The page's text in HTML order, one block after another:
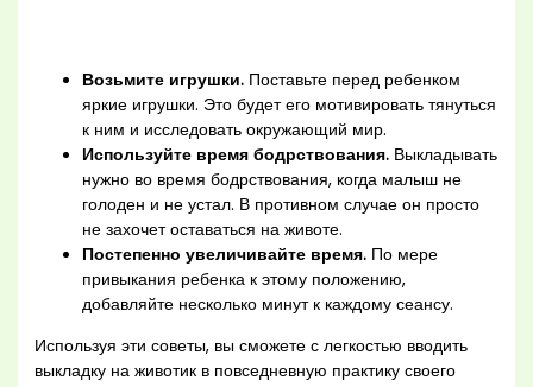
Возьмите игрушки. Поставьте перед ребенком
яркие игрушки. Это будет его мотивировать тянуться
к ним и исследовать окружающий мир.
Используйте время бодрствования. Выкладывать
нужно во время бодрствования, когда малыш не
голоден и не устал. В противном случае он просто
не захочет оставаться на животе.
Постепенно увеличивайте время. По мере
привыкания ребенка к этому положению,
добавляйте несколько минут к каждому сеансу.
Используя эти советы, вы сможете с легкостью вводить
выкладку на животик в повседневную практику своего